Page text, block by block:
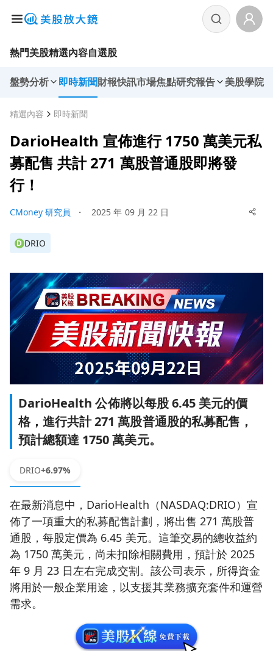
熱門美股精選內容自選股
盤勢分析 即時新聞財報快訊市場焦點研究報告 美股學院
精選內容 即時新聞
DarioHealth 宣佈進行 1750 萬美元私
募配售 共計 271 萬股普通股即將發
行！
CMoney 研究員 ・ 2025 年 09 月 22 日
D DRIO
DarioHealth 公佈將以每股 6.45 美元的價
格，進行共計 271 萬股普通股的私募配售，
預計總額達 1750 萬美元。
DRIO+6.97%
在最新消息中，DarioHealth（NASDAQ:DRIO）宣
佈了一項重大的私募配售計劃，將出售 271 萬股普
通股，每股定價為 6.45 美元。這筆交易的總收益約
為 1750 萬美元，尚未扣除相關費用，預計於 2025
年 9 月 23 日左右完成交割。該公司表示，所得資金
將用於一般企業用途，以支援其業務擴充套件和運營
需求。